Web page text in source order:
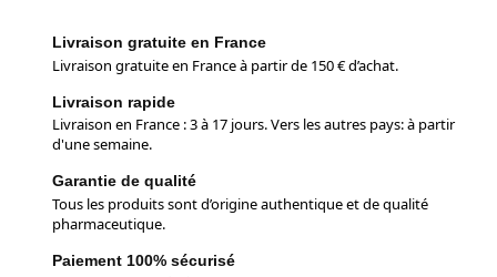
Livraison gratuite en France
Livraison gratuite en France à partir de 150 € d’achat.
Livraison rapide
Livraison en France : 3 à 17 jours. Vers les autres pays: à partir
d'une semaine.
Garantie de qualité
Tous les produits sont d’origine authentique et de qualité
pharmaceutique.
Paiement 100% sécurisé